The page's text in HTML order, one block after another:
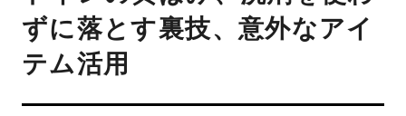
ずに落とす裏技、意外なアイ
テム活用